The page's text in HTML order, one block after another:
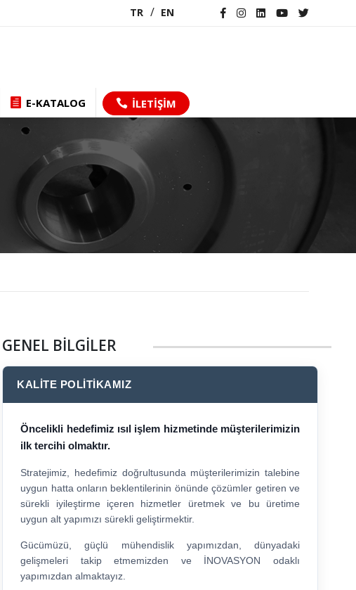
TR EN
E-KATALOG İLETİŞİM
GENEL BİLGİLER
KALİTE POLİTİKAMIZ
Öncelikli hedefimiz ısıl işlem hizmetinde müşterilerimizin
ilk tercihi olmaktır.
Stratejimiz, hedefimiz doğrultusunda müşterilerimizin talebine
uygun hatta onların beklentilerinin önünde çözümler getiren ve
sürekli iyileştirme içeren hizmetler üretmek ve bu üretime
uygun alt yapımızı sürekli geliştirmektir.
Gücümüzü, güçlü mühendislik yapımızdan, dünyadaki
gelişmeleri takip etmemizden ve İNOVASYON odaklı
yapımızdan almaktayız.